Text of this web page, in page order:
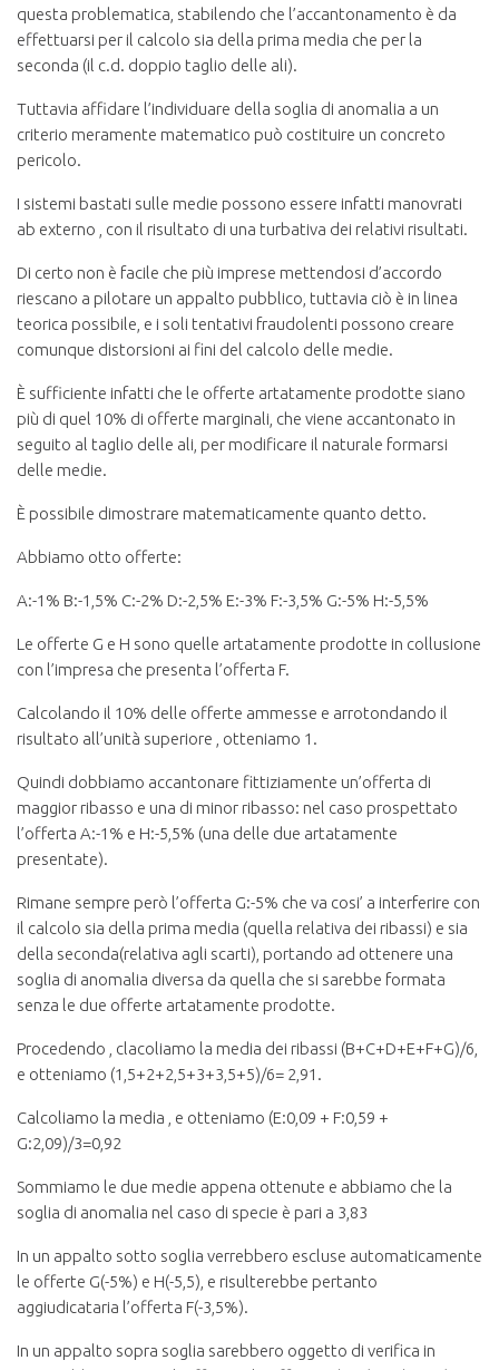
questa problematica, stabilendo che l’accantonamento è da
effettuarsi per il calcolo sia della prima media che per la
seconda (il c.d. doppio taglio delle ali).
Tuttavia affidare l’individuare della soglia di anomalia a un
criterio meramente matematico può costituire un concreto
pericolo.
I sistemi bastati sulle medie possono essere infatti manovrati
ab externo , con il risultato di una turbativa dei relativi risultati.
Di certo non è facile che più imprese mettendosi d’accordo
riescano a pilotare un appalto pubblico, tuttavia ciò è in linea
teorica possibile, e i soli tentativi fraudolenti possono creare
comunque distorsioni ai fini del calcolo delle medie.
È sufficiente infatti che le offerte artatamente prodotte siano
più di quel 10% di offerte marginali, che viene accantonato in
seguito al taglio delle ali, per modificare il naturale formarsi
delle medie.
È possibile dimostrare matematicamente quanto detto.
Abbiamo otto offerte:
A:-1% B:-1,5% C:-2% D:-2,5% E:-3% F:-3,5% G:-5% H:-5,5%
Le offerte G e H sono quelle artatamente prodotte in collusione
con l’impresa che presenta l’offerta F.
Calcolando il 10% delle offerte ammesse e arrotondando il
risultato all’unità superiore , otteniamo 1.
Quindi dobbiamo accantonare fittiziamente un’offerta di
maggior ribasso e una di minor ribasso: nel caso prospettato
l’offerta A:-1% e H:-5,5% (una delle due artatamente
presentate).
Rimane sempre però l’offerta G:-5% che va cosi’ a interferire con
il calcolo sia della prima media (quella relativa dei ribassi) e sia
della seconda(relativa agli scarti), portando ad ottenere una
soglia di anomalia diversa da quella che si sarebbe formata
senza le due offerte artatamente prodotte.
Procedendo , clacoliamo la media dei ribassi (B+C+D+E+F+G)/6,
e otteniamo (1,5+2+2,5+3+3,5+5)/6= 2,91.
Calcoliamo la media , e otteniamo (E:0,09 + F:0,59 +
G:2,09)/3=0,92
Sommiamo le due medie appena ottenute e abbiamo che la
soglia di anomalia nel caso di specie è pari a 3,83
In un appalto sotto soglia verrebbero escluse automaticamente
le offerte G(-5%) e H(-5,5), e risulterebbe pertanto
aggiudicataria l’offerta F(-3,5%).
In un appalto sopra soglia sarebbero oggetto di verifica in